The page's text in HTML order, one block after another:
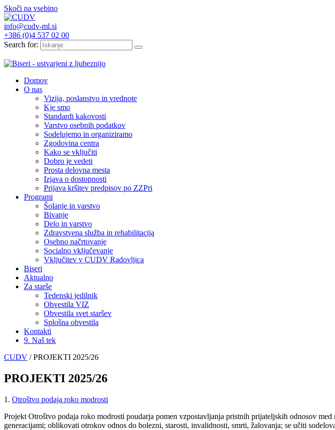
Skoči na vsebino
info@cudv-ml.si
+386 (0)4 537 02 00
Search for:
Domov
O nas
Vizija, poslanstvo in vrednote
Kje smo
Standardi kakovosti
Varstvo osebnih podatkov
Sodelujemo in organiziramo
Zgodovina centra
Kako se vključiti
Dobro je vedeti
Prosta delovna mesta
Izjava o dostopnosti
Prijava kršitev predpisov po ZZPri
Programi
Šolanje in varstvo
Bivanje
Delo in varstvo
Zdravstvena služba in rehabilitacija
Osebno načrtovanje
Socialno vključevanje
Vključitev v CUDV Radovljica
Biseri
Aktualno
Za starše
Tedenski jedilnik
Obvestila VIZ
Obvestila svet staršev
Splošna obvestila
Kontakti
9. Naš tek
CUDV /PROJEKTI 2025/26
PROJEKTI 2025/26
1. Otroštvo podaja roko modrosti
Projekt Otroštvo podaja roko modrosti poudarja pomen vzpostavljanja pristnih prijateljskih odnosov
generacijami; oblikovati otrokov odnos do bolezni, starosti, invalidnosti, smrti, žalovanja; se učiti